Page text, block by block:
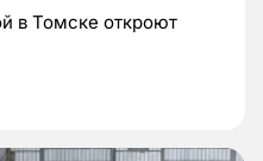
в Томске откроют